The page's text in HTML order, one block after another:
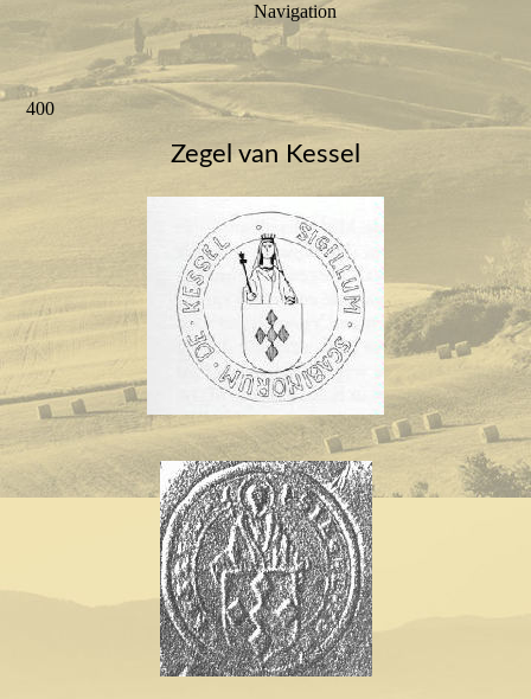
Navigation
400
Zegel van Kessel